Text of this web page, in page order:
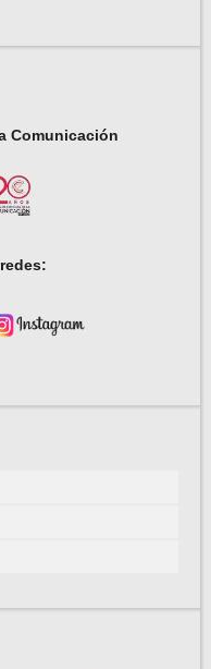
Comunicación